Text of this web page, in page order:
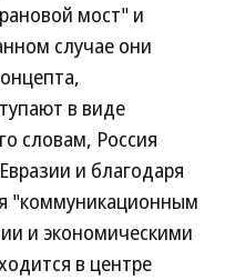
мост" и
случае они
в виде
словам, Россия
и благодаря
"коммуникационным
и экономическими
в центре